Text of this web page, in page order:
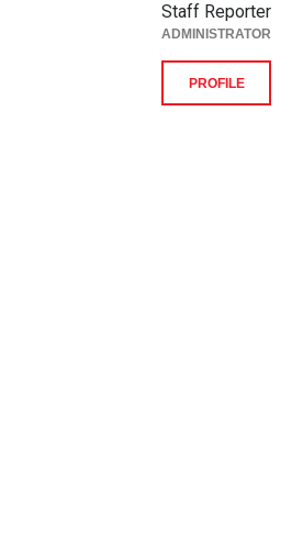
Staff Reporter
ADMINISTRATOR
PROFILE